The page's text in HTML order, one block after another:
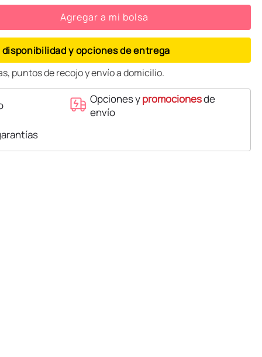
Agregar a mi bolsa
disponibilidad y opciones de entrega
puntos de recojo y envío a domicilio.
Opciones ypromocionesde
envío